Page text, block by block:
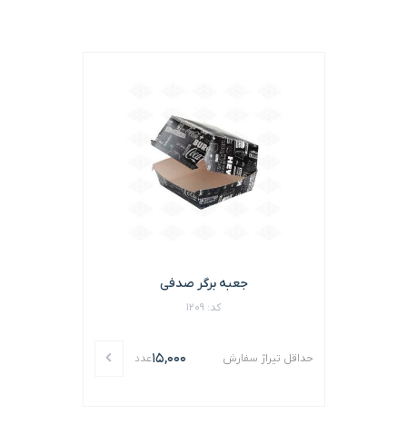
جعبه برگر صدفی
کد: 1209
حداقل تیراژ سفارش 15,000عدد